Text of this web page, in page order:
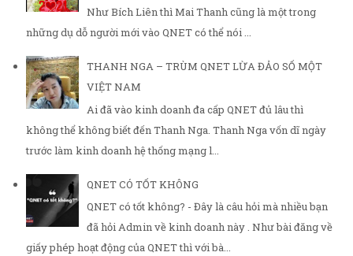
Như Bích Liên thì Mai Thanh cũng là một trong
những dụ dỗ người mới vào QNET có thể nói ...
THANH NGA – TRÙM QNET LỪA ĐẢO SỐ MỘT
VIỆT NAM
Ai đã vào kinh doanh đa cấp QNET đủ lâu thì
không thể không biết đến Thanh Nga. Thanh Nga vốn dĩ ngày
trước làm kinh doanh hệ thống mạng l...
QNET CÓ TỐT KHÔNG
QNET có tốt không? - Đây là câu hỏi mà nhiều bạn
đã hỏi Admin về kinh doanh này . Như bài đăng về
giấy phép hoạt động của QNET thì với bà...